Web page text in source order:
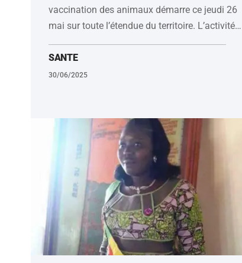
vaccination des animaux démarre ce jeudi 26
mai sur toute l’étendue du territoire. L’activité…
SANTE
30/06/2025